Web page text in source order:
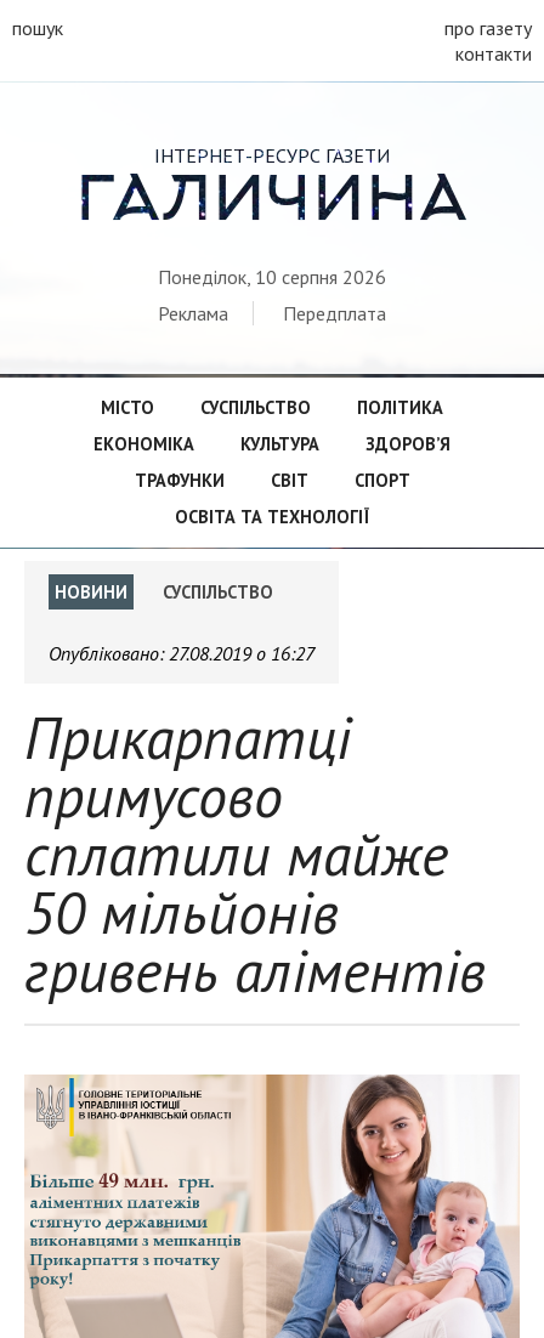
пошук
про газету
контакти
ІНТЕРНЕТ-РЕСУРС ГАЗЕТИ
ГАЛИЧИНА
Понеділок, 10 серпня 2026
Реклама
Передплата
МІСТО СУСПІЛЬСТВО
ПОЛІТИКА
ЕКОНОМІКА
КУЛЬТУРА
ЗДОРОВ’Я
ТРАФУНКИ
СВІТ
СПОРТ
ОСВІТА ТА ТЕХНОЛОГІЇ
НОВИНИ СУСПІЛЬСТВО
Опубліковано:27.08.2019 о 16:27
Прикарпатці
примусово
сплатили майже
50 мільйонів
гривень аліментів